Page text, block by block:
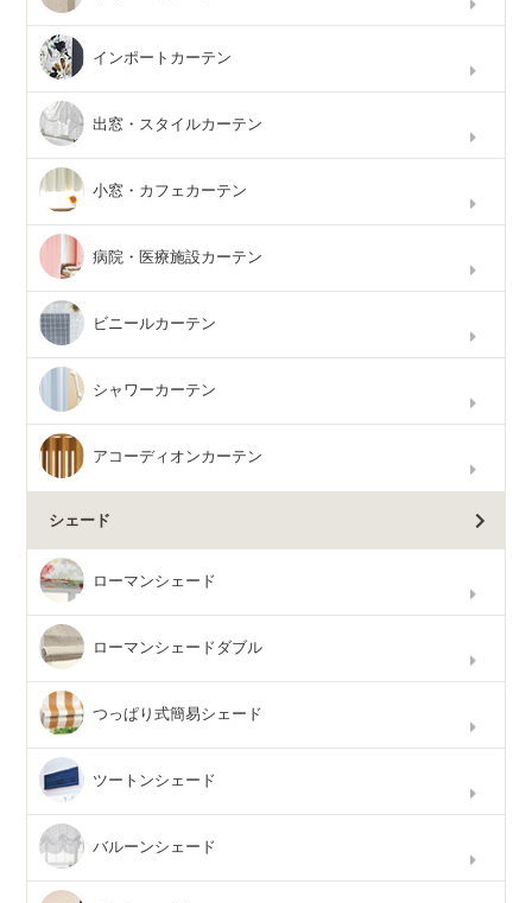
インポートカーテン
出窓・スタイルカーテン
小窓・カフェカーテン
病院・医療施設カーテン
ビニールカーテン
シャワーカーテン
アコーディオンカーテン
シェード
ローマンシェード
ローマンシェードダブル
つっぱり式簡易シェード
ツートンシェード
バルーンシェード